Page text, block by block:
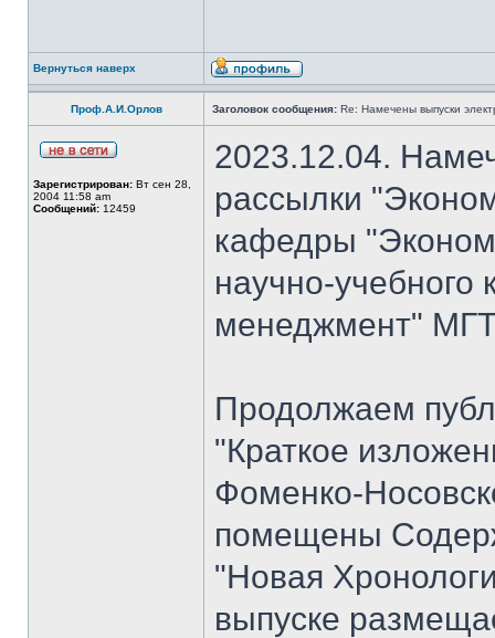
Вернуться наверх
Проф.А.И.Орлов Заголовок сообщения: Re: Намечены выпуски
Зарегистрирован: Вт сен 28,
2004 11:58 am
Сообщений: 12459
2023.12.04.
рассылки
кафедры
научно-
менеджмент"
Продолжаем
"Краткое
Фоменко-
помещены
"Новая
выпуске